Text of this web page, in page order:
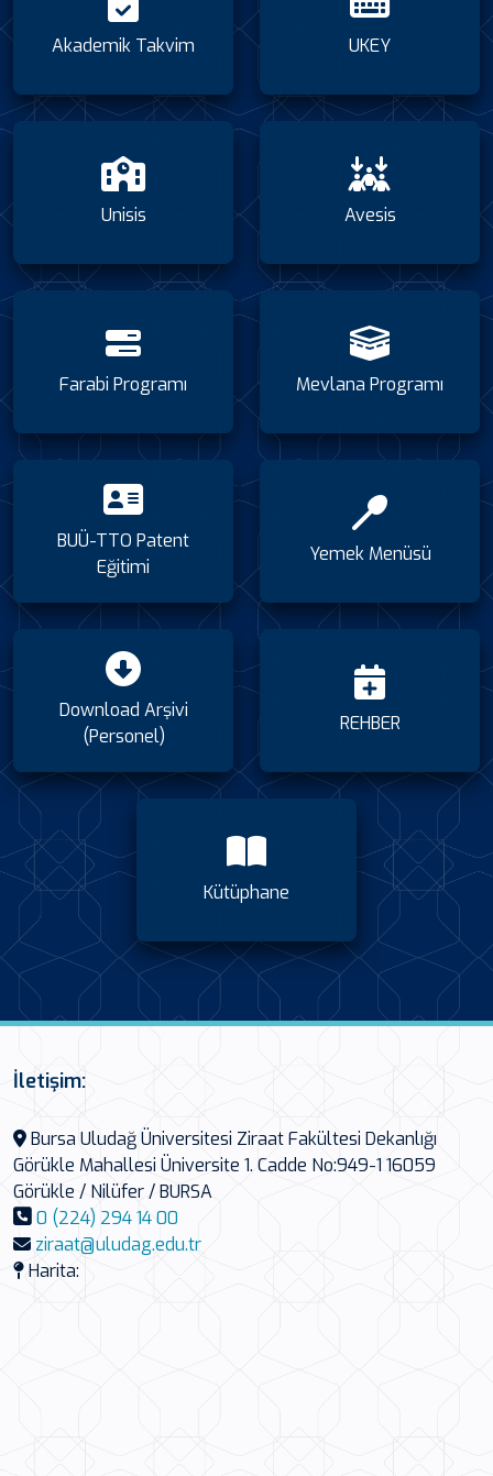
Akademik Takvim UKEY
Unisis Avesis
Farabi Programı Mevlana Programı
BUÜ-TTO Patent
Eğitimi
Yemek Menüsü
Download Arşivi
(Personel)
REHBER
Kütüphane
İletişim:
Bursa Uludağ Üniversitesi Ziraat Fakültesi Dekanlığı
Görükle Mahallesi Üniversite 1. Cadde No:949-1 16059
Görükle / Nilüfer / BURSA
0 (224) 294 14 00
ziraat@uludag.edu.tr
Harita: